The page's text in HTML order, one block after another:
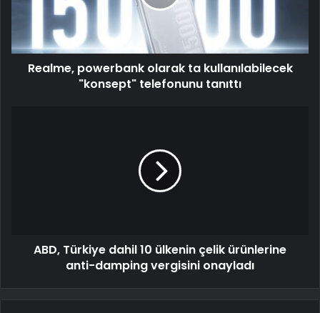
Realme, powerbank olarak ta kullanılabilecek
"konsept" telefonunu tanıttı
ABD, Türkiye dahil 10 ülkenin çelik ürünlerine
anti-damping vergisini onayladı